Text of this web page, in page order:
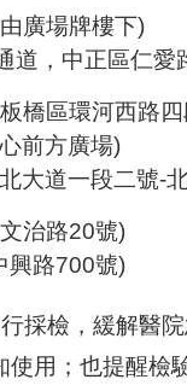
廣場牌樓下)
中正區仁愛
橋區環河西路
前方廣場)
道一段二號-
治路20號)
路700號)
檢，緩解醫
用；也提醒檢